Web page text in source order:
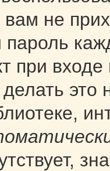
не
пароль
при